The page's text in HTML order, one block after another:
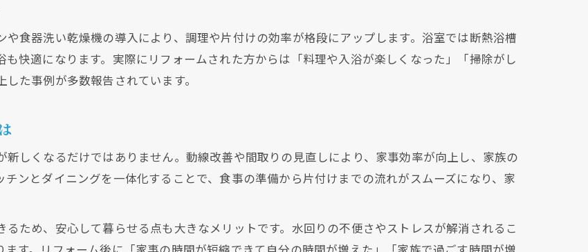
食器洗い乾燥機の導入により、調理や片付けの効率が格段にアップします。浴室では断熱浴槽
快適になります。実際にリフォームされた方からは「料理や入浴が楽しくなった」「掃除がし
た事例が多数報告されています。
しくなるだけではありません。動線改善や間取りの見直しにより、家事効率が向上し、家族の
ンとダイニングを一体化することで、食事の準備から片付けまでの流れがスムーズになり、家
ため、安心して暮らせる点も大きなメリットです。水回りの不便さやストレスが解消されるこ